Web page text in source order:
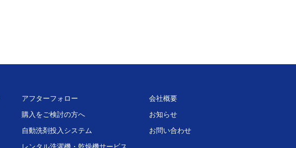
アフターフォロー
購入をご検討の方へ
自動洗剤投入システム
会社概要
お知らせ
お問い合わせ